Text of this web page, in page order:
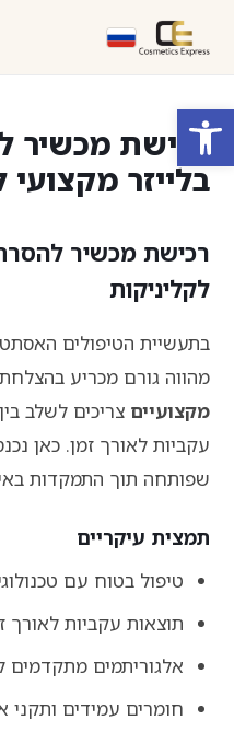
פתח סרגל
רכישת מכשיר
בלייזר מקצועי
רכישת מכשיר
לקליניקות
בתעשיית הטיפולים
מהווה גורם מכריע
מקצועיים צריכים לשלב
עקביות לאורך זמן. כאן
שפותחה תוך התמקדות
תמצית עיקריים
טיפול בטוח עם
תוצאות עקביות לאורך
אלגוריתמים
חומרים עמידים ותקני